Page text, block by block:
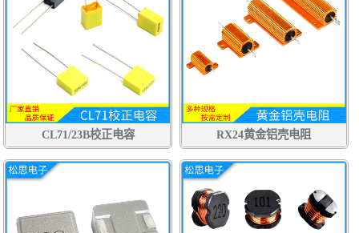
CL71/23B校正电容 RX24黄金铝壳电阻